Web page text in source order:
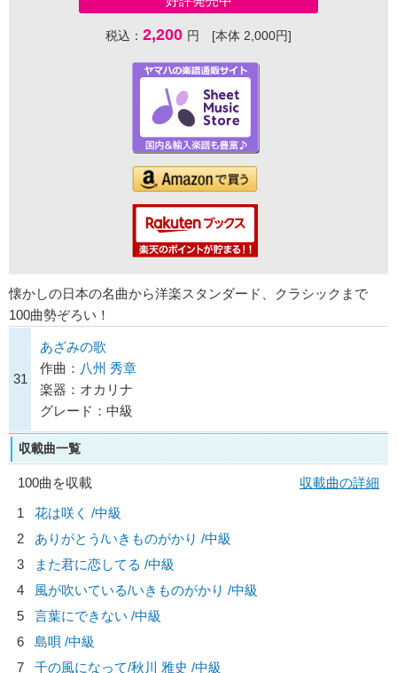
税込： 2,200 円 [本体 2,000円]
懐かしの日本の名曲から洋楽スタンダード、クラシックまで
100曲勢ぞろい！
31
あざみの歌
作曲： 八州 秀章
楽器：オカリナ
グレード：中級
収載曲一覧
100曲を収載
収載曲の詳細
1
花は咲く /中級
2
ありがとう/いきものがかり /中級
3
また君に恋してる /中級
4
風が吹いている/いきものがかり /中級
5
言葉にできない /中級
6
島唄 /中級
7
千の風になって/秋川 雅史 /中級